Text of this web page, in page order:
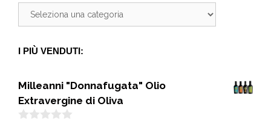
I PIÙ VENDUTI:
Milleanni "Donnafugata" Olio
Extravergine di Oliva